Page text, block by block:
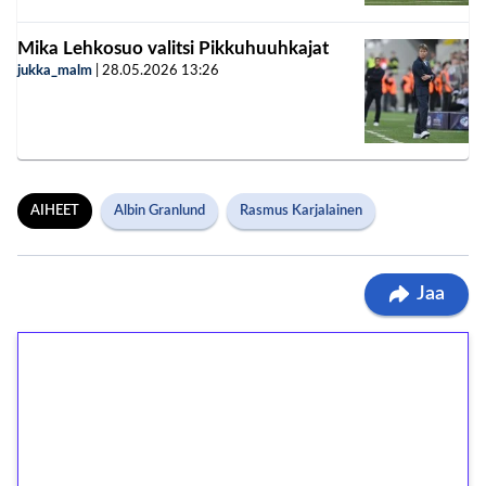
Mika Lehkosuo valitsi Pikkuhuuhkajat
jukka_malm 28.05.2026 13:26
AIHEET Albin Granlund Rasmus Karjalainen
Jaa